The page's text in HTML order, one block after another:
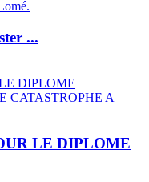
...
LE DIPLOME